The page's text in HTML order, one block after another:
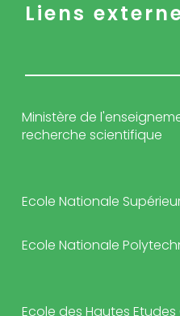
Liens
Ministère de
recherche scientifique
Ecole Nationale
Ecole Nationale
Ecole des Hautes